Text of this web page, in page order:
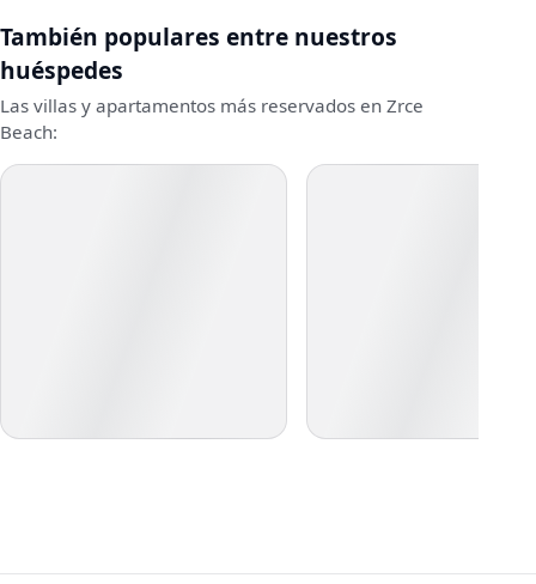
También populares entre nuestros
huéspedes
Las villas y apartamentos más reservados en Zrce
Beach: